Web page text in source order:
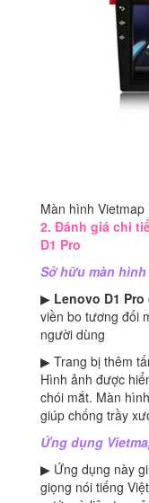
Màn hình
2. Đánh giá chi
D1 Pro
Sở hữu màn
▶ Lenovo D1 Pro
viền bo tương đối
người dùng
▶ Trang bị thêm
Hình ảnh được
chói mắt. Màn
giúp chống trầy
Ứng dụng
▶ Ứng dụng này
giọng nói tiếng